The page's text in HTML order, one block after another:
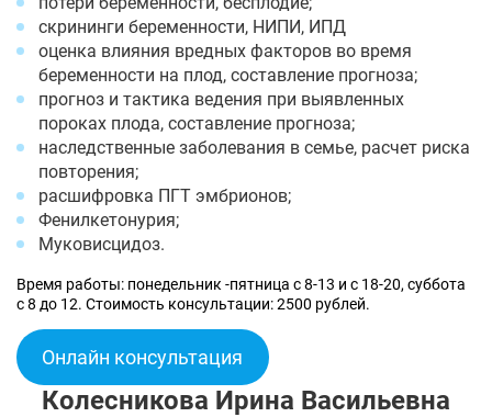
скрининги беременности, НИПИ, ИПД
оценка влияния вредных факторов во время
беременности на плод, составление прогноза;
прогноз и тактика ведения при выявленных
пороках плода, составление прогноза;
наследственные заболевания в семье, расчет риска
повторения;
расшифровка ПГТ эмбрионов;
Фенилкетонурия;
Муковисцидоз.
Время работы: понедельник -пятница с 8-13 и с 18-20, суббота
с 8 до 12. Стоимость консультации: 2500 рублей.
Онлайн консультация
Колесникова Ирина Васильевна